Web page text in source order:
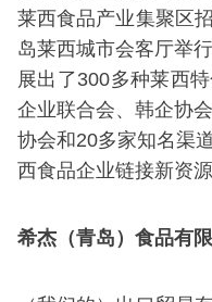
莱西食品产业集聚区
岛莱西城市会客厅举
展出了300多种莱西
企业联合会、韩企协
协会和20多家知名渠
西食品企业链接新资
希杰（青岛）食品有